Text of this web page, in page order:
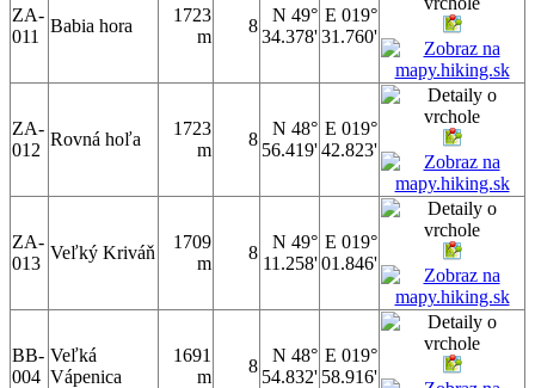
ZA-
011
Babia hora
1723
m
8
N 49°
34.378'
E 019°
31.760'
ZA-
012
Rovná hoľa
1723
m
8
N 48°
56.419'
E 019°
42.823'
ZA-
013
Veľký Kriváň
1709
m
8
N 49°
11.258'
E 019°
01.846'
BB-
004
Veľká
Vápenica
1691
m
8
N 48°
54.832'
E 019°
58.916'